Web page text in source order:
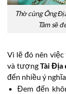
Thờ cùng Ông
Tâm sẽ
Vì lẽ đó nên
và tượngTài Địa
đến nhiều ý
Đem đến